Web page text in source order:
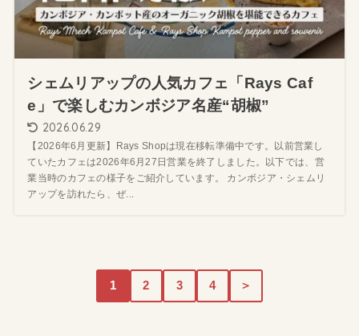
シェムリアップの人気カフェ「Rays Caf
e」で楽しむカンボジア名産“胡椒”
2026.06.29
【2026年6月更新】Rays Shopは現在移転準備中です。以前営業し
ていたカフェは2026年6月27日営業を終了しました。以下では、営
業当時のカフェの様子をご紹介しています。 カンボジア・シェムリ
アップを訪れたら、ぜ...
1 2 3 4 ＞